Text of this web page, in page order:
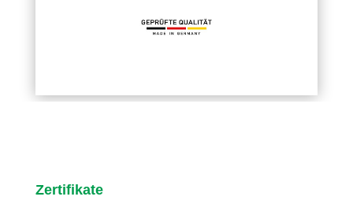
Zertifikate